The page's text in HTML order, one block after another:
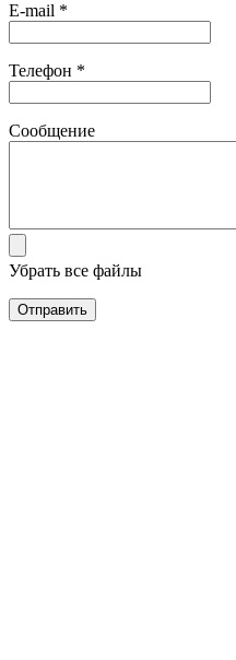
E-mail *
Телефон *
Сообщение
Убрать все файлы
Отправить